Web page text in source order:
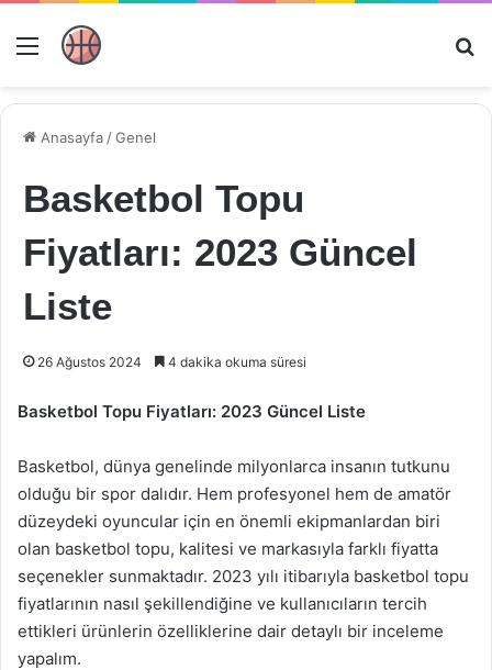
Menü
Anasayfa /Genel
Basketbol Topu
Fiyatları: 2023 Güncel
Liste
26 Ağustos 2024 4 dakika okuma süresi
Basketbol Topu Fiyatları: 2023 Güncel Liste
Basketbol, dünya genelinde milyonlarca insanın tutkunu
olduğu bir spor dalıdır. Hem profesyonel hem de amatör
düzeydeki oyuncular için en önemli ekipmanlardan biri
olan basketbol topu, kalitesi ve markasıyla farklı fiyatta
seçenekler sunmaktadır. 2023 yılı itibarıyla basketbol topu
fiyatlarının nasıl şekillendiğine ve kullanıcıların tercih
ettikleri ürünlerin özelliklerine dair detaylı bir inceleme
yapalım.